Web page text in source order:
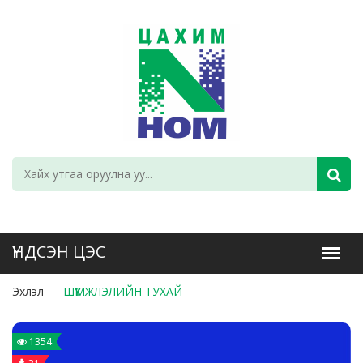
Эхлэл ШҮҮМЖЛЭЛИЙН ТУХАЙ
1354